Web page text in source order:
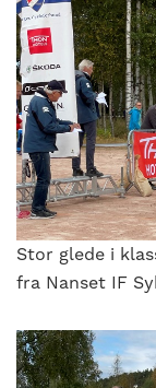
Stor glede i
fra Nanset IF